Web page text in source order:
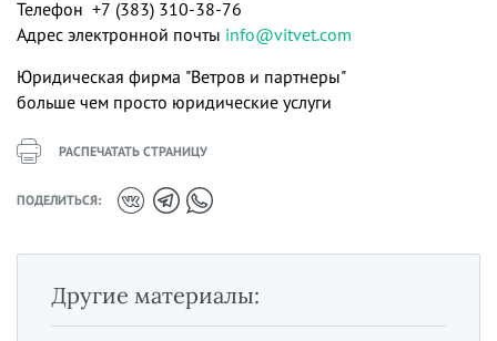
Телефон +7 (383) 310-38-76
Адрес электронной почты info@vitvet.com
Юридическая фирма "Ветров и партнеры"
больше чем просто юридические услуги
РАСПЕЧАТАТЬ СТРАНИЦУ
ПОДЕЛИТЬСЯ:
Другие материалы: